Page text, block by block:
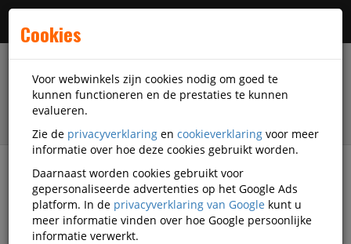
filter
Veiligheidsartikelen
Bedrijfskleding
Werkoveralls
Oxxa Essential
Cookies
Voor webwinkels zijn cookies nodig om goed te
kunnen functioneren en de prestaties te kunnen
evalueren.
Zie de privacyverklaring en cookieverklaring voor meer
informatie over hoe deze cookies gebruikt worden.
Daarnaast worden cookies gebruikt voor
gepersonaliseerde advertenties op het Google Ads
platform. In de privacyverklaring van Google kunt u
meer informatie vinden over hoe Google persoonlijke
informatie verwerkt.